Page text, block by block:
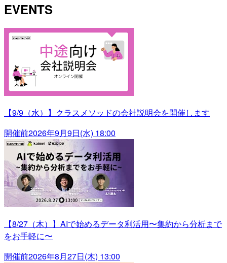
EVENTS
【9/9（水）】クラスメソッドの会社説明会を開催します
開催前2026年9月9日(水) 18:00
【8/27（木）】AIで始めるデータ利活用〜集約から分析まで
をお手軽に〜
開催前2026年8月27日(木) 13:00